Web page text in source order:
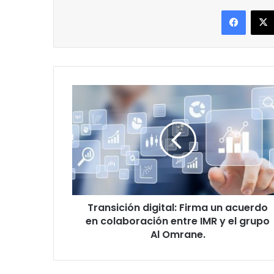
Firma
un
acuerdo
colaboración
entre
IMR
Omrane.
Transición digital: Firma un acuerdo
en colaboración entre IMR y el grupo
Al Omrane.